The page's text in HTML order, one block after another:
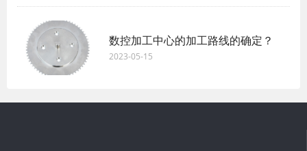
数控加工中心的加工路线的确定？
2023-05-15